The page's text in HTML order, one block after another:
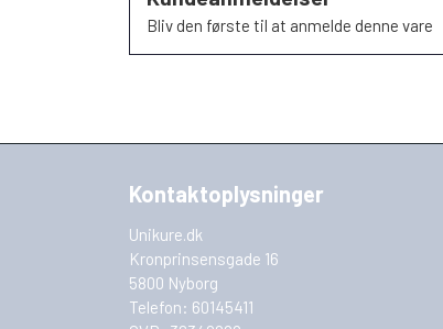
Bliv den første til at anmelde denne vare
Kontaktoplysninger
Unikure.dk
Kronprinsensgade 16
5800 Nyborg
Telefon: 60145411